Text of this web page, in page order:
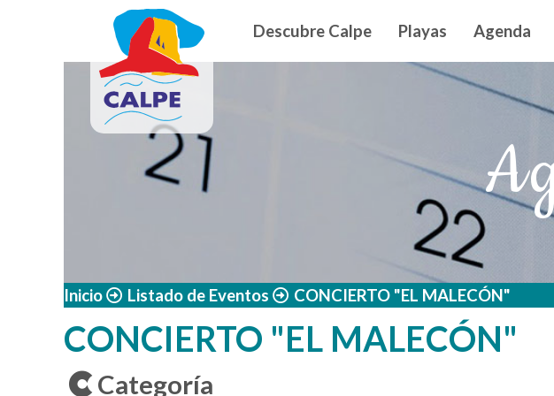
Pasar al contenido principal Navegación
Descubre Calpe Playas Agenda
Inicio Listado de Eventos CONCIERTO "EL MALECÓN"
CONCIERTO "EL MALECÓN"
Categoría